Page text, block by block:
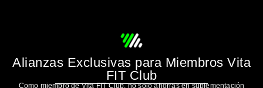
Alianzas Exclusivas para Miembros Vita
FIT Club
Como miembro de Vita FIT Club, no solo ahorras en suplementación